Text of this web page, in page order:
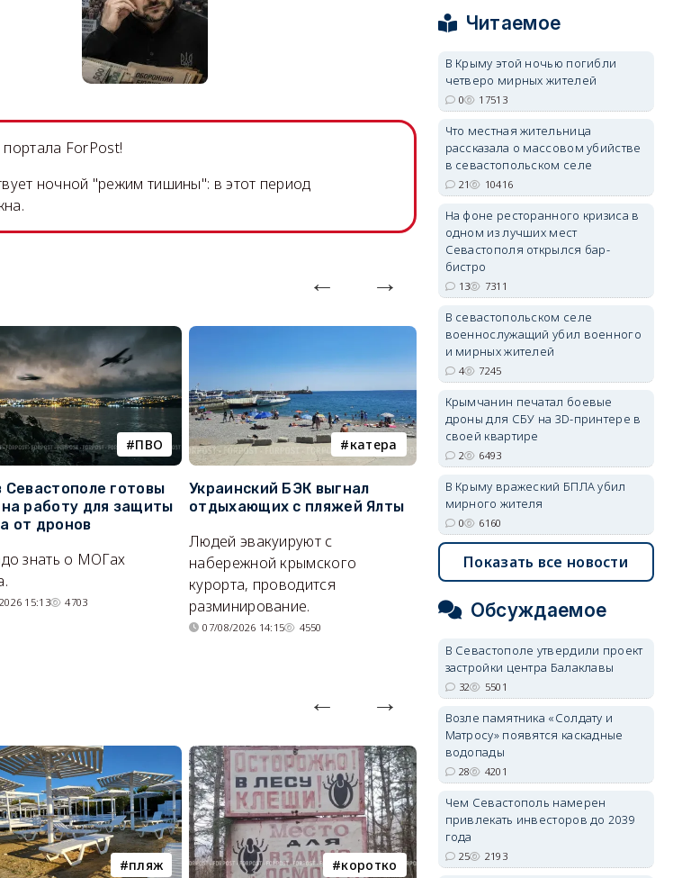
ForPost!
ночной "режим тишины": в этот период
ПВО
Севастополе готовы
на работу для защиты
от дронов
знать о МОГах
15:13 4703
катера
Украинский БЭК выгнал
отдыхающих с пляжей Ялты
Людей эвакуируют с
набережной крымского
курорта, проводится
разминирование.
07/08/2026 14:15 4550
электроснабжение
Губернатор Севастополя
рассказал о перспективах
электроснабжения города
Энергетики, подчеркнул он,
делают практически
невозможное.
07/08/2026 10:13 4482
пляж коротко Балаклава
erid: 2SDnjcrDNw6
erid: 2SDnjdvhGXG
Читаемое
В Крыму этой ночью погибли
четверо мирных жителей
0 17513
Что местная жительница
рассказала о массовом убийстве
в севастопольском селе
21 10416
На фоне ресторанного кризиса в
одном из лучших мест
Севастополя открылся бар-
бистро
13 7311
В севастопольском селе
военнослужащий убил военного
и мирных жителей
4 7245
Крымчанин печатал боевые
дроны для СБУ на 3D-принтере в
своей квартире
2 6493
В Крыму вражеский БПЛА убил
мирного жителя
0 6160
Показать все новости
Обсуждаемое
В Севастополе утвердили проект
застройки центра Балаклавы
32 5501
Возле памятника «Солдату и
Матросу» появятся каскадные
водопады
28 4201
Чем Севастополь намерен
привлекать инвесторов до 2039
года
25 2193